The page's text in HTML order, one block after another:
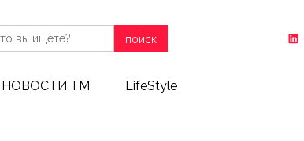
поиск
НОВОСТИ ТМ LifeStyle